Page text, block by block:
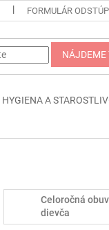
FORMULÁR
NÁJDEME
HYGIENA A
Celoročná obuv
dievča